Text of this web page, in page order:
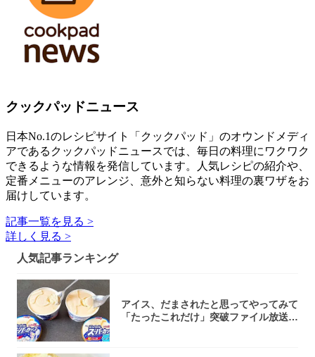
クックパッドニュース
日本No.1のレシピサイト「クックパッド」のオウンドメディ
アであるクックパッドニュースでは、毎日の料理にワクワク
できるような情報を発信しています。人気レシピの紹介や、
定番メニューのアレンジ、意外と知らない料理の裏ワザをお
届けしています。
記事一覧を見る >
詳しく見る >
人気記事ランキング
アイス、だまされたと思ってやってみて
「たったこれだけ」突破ファイル放送で